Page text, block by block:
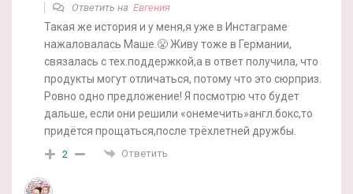
Ответить на Евгения
Такая же история и у меня,я уже в Инстаграме
нажаловалась Маше.😤 Живу тоже в Германии,
связалась с тех.поддержкой,а в ответ получила, что
продукты могут отличаться, потому что это сюрприз.
Ровно одно предложение! Я посмотрю что будет
дальше, если они решили «онемечить»англ.бокс,то
придётся прощаться,после трёхлетней дружбы.
2 Ответить